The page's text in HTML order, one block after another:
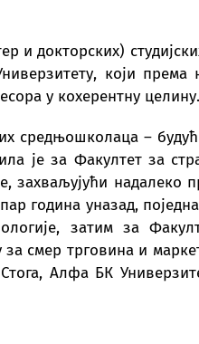
и докторских)
који
у кохерентну целину.
средњошколаца –
је за Факултет за
захваљујући надалеко
година уназад,
затим за
смер трговина и
Алфа БК